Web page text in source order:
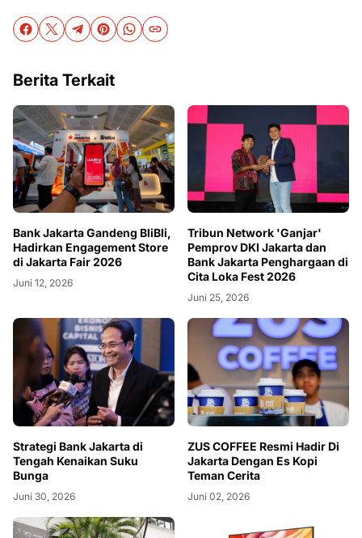
Berita Terkait
Bank Jakarta Gandeng BliBli,
Hadirkan Engagement Store
di Jakarta Fair 2026
Juni 12, 2026
Tribun Network 'Ganjar'
Pemprov DKI Jakarta dan
Bank Jakarta Penghargaan di
Cita Loka Fest 2026
Juni 25, 2026
Strategi Bank Jakarta di
Tengah Kenaikan Suku
Bunga
Juni 30, 2026
ZUS COFFEE Resmi Hadir Di
Jakarta Dengan Es Kopi
Teman Cerita
Juni 02, 2026